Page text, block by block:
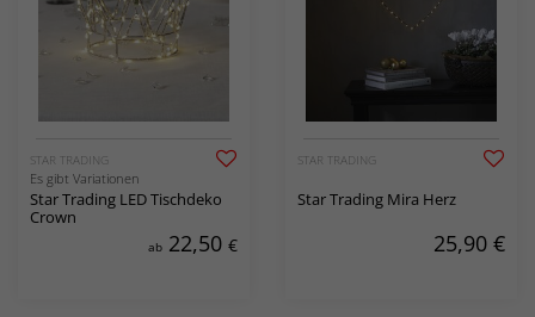
STAR TRADING
Es gibt Variationen
Star Trading LED Tischdeko
Crown
ab 22,50 €
STAR TRADING
Star Trading Mira Herz
25,90 €